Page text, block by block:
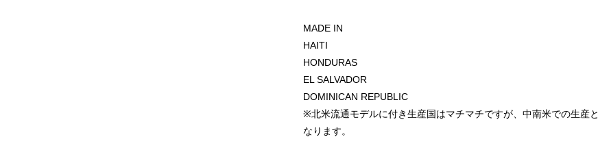
MADE IN
HAITI
HONDURAS
EL SALVADOR
DOMINICAN REPUBLIC
※北米流通モデルに付き生産国はマチマチですが、中南米での生産と
なります。